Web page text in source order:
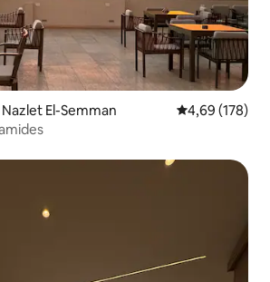
El-Semman Évaluation
4,69 (178)